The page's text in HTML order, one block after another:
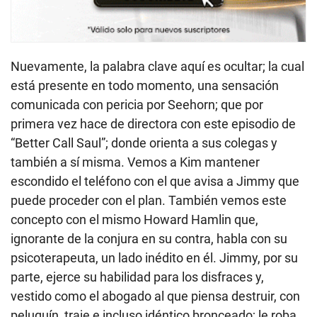
Nuevamente, la palabra clave aquí es ocultar; la cual
está presente en todo momento, una sensación
comunicada con pericia por Seehorn; que por
primera vez hace de directora con este episodio de
“Better Call Saul”; donde orienta a sus colegas y
también a sí misma. Vemos a Kim mantener
escondido el teléfono con el que avisa a Jimmy que
puede proceder con el plan. También vemos este
concepto con el mismo Howard Hamlin que,
ignorante de la conjura en su contra, habla con su
psicoterapeuta, un lado inédito en él. Jimmy, por su
parte, ejerce su habilidad para los disfraces y,
vestido como el abogado al que piensa destruir, con